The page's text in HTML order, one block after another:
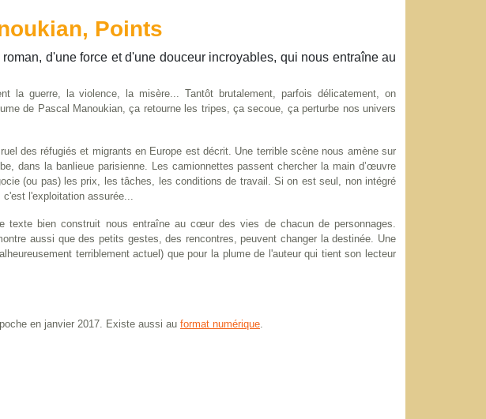
Points
d'une force et d'une douceur incroyables, qui nous entraîne au
la guerre, la violence, la misère... Tantôt brutalement, parfois délicatement, on
de Pascal Manoukian, ça retourne les tripes, ça secoue, ça perturbe nos univers
des réfugiés et migrants en Europe est décrit. Une terrible scène nous amène sur
dans la banlieue parisienne. Les camionnettes passent chercher la main d’œuvre
(ou pas) les prix, les tâches, les conditions de travail. Si on est seul, non intégré
l'exploitation assurée...
texte bien construit nous entraîne au cœur des vies de chacun de personnages.
aussi que des petits gestes, des rencontres, peuvent changer la destinée. Une
terriblement actuel) que pour la plume de l'auteur qui tient son lecteur
en janvier 2017. Existe aussi au format numérique.